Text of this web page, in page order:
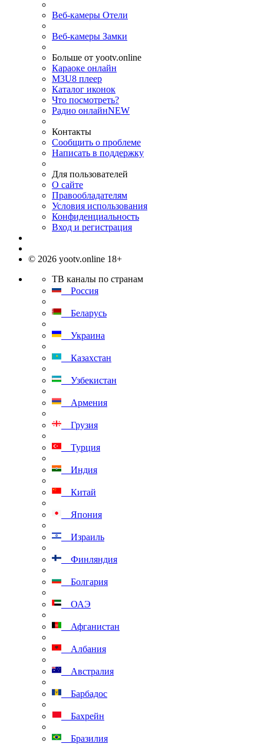
Веб-камеры Отели
Веб-камеры Замки
Больше от yootv.online
Караоке онлайн
M3U8 плеер
Каталог иконок
Что посмотреть?
Радио онлайнNEW
Контакты
Сообщить о проблеме
Написать в поддержку
Для пользователей
О сайте
Правообладателям
Условия использования
Конфиденциальность
Вход и регистрация
© 2026 yootv.online 18+
ТВ каналы по странам
Россия
Беларусь
Украина
Казахстан
Узбекистан
Армения
Грузия
Турция
Индия
Китай
Япония
Израиль
Финляндия
Болгария
ОАЭ
Афганистан
Албания
Австралия
Барбадос
Бахрейн
Бразилия